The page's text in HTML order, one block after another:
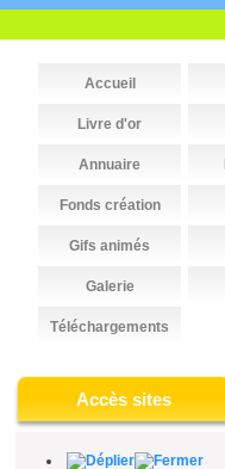
Accueil
Livre d'or
Annuaire
Fonds création
Gifs animés
Galerie
Téléchargements
Accès sites